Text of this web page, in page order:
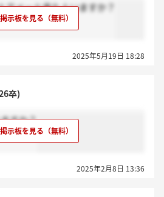
でメール来た人いますか？
2025年5月19日 18:28
卒)
すか？
2025年2月8日 13:36